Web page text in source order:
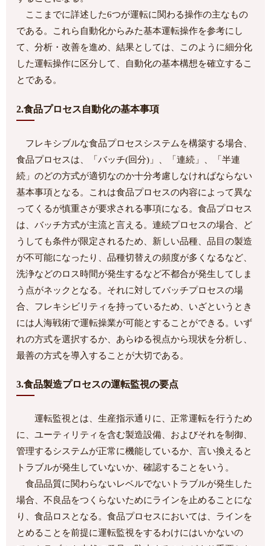
ここまでに詳述した6つが運転に関わる操作の主なもの
である。これら自動化からみた基本運転操作を参考にし
て、分析・改善を進め、結果としては、このように細分化
した運転操作に区分して、自動化の基本構想を確立するこ
とである。
2.食品プロセス自動化の基本事項
フレキシブルな食品プロセスシステムを構築する場合、
食品プロセスは、「バッチ(回分)」、「連続」、「半連
続」のどの方式が適切なのか十分考慮しなければならない
基本事項となる。これは食品プロセスの内容によって異な
ってくるが慎重さが要求される事項になる。食品プロセス
は、バッチ方式が主流と言える。連続プロセスの場合、ど
うしても条件が限定されるため、新しい品種、品目の製造
が不可能になったり、品種切替えの頻度が多くなるなど、
洗浄などのロス時間が発生するなど不都合が発生してしま
う点がネックとなる。それに対してバッチプロセスの場
合、フレキシビリティを持っているため、いざというとき
には人海戦術で運転操業が可能とすることができる。いず
れの方式を選択するか、あらゆる視点から現状を分析し、
最善の方式を導入することが大切である。
3.食品製造プロセスの運転監視の要点
運転監視とは、生産指示通りに、正常運転を行うため
に、ユーティリティを含む製造設備、およびそれを制御、
管理するシステムが正常に機能しているか、言い換えると
トラブルが発生していないか、確認することをいう。
食品品質に関わらないレベルでないトラブルが発生した
場合、不良品をつくらないためにラインを止めることにな
り、食品ロスとなる。食品プロセスにおいては、ラインを
とめることを前提に運転監視をするわけにはいかないの